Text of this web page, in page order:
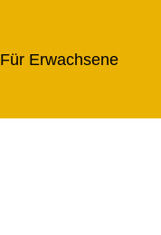
Für Erwachsene